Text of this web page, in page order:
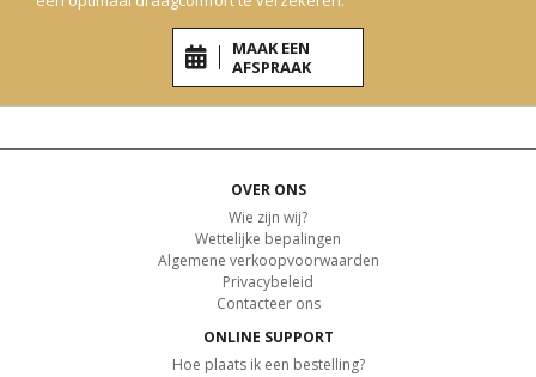
MAAK EEN
AFSPRAAK
OVER ONS
Wie zijn wij?
Wettelijke bepalingen
Algemene verkoopvoorwaarden
Privacybeleid
Contacteer ons
ONLINE SUPPORT
Hoe plaats ik een bestelling?